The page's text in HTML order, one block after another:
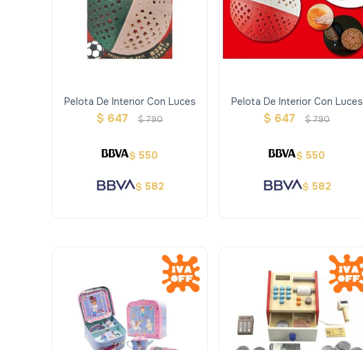
Pelota De Interior Con Luces
$ 647 $790
$ 550
$ 582
Pelota De Interior Con Luces
$ 647 $790
$ 550
$ 582